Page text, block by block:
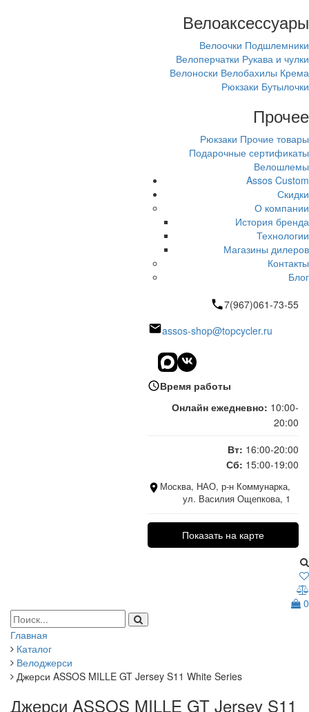
Велоаксессуары
Велоочки Подшлемники
Велоперчатки Рукава и чулки
Велоноски Велобахилы Крема
Рюкзаки Бутылочки
Прочее
Рюкзаки Прочие товары
Подарочные сертификаты
Велошлемы
Assos Custom
Скидки
О компании
История бренда
Технологии
Магазины дилеров
Контакты
Блог
7(967)061-73-55
assos-shop@topcycler.ru
Время работы
Онлайн ежедневно: 10:00-
20:00
Вт: 16:00-20:00
Сб: 15:00-19:00
Москва, НАО, р-н Коммунарка,
ул. Василия Ощепкова, 1
Показать на карте
0
Главная
Каталог
Велоджерси
Джерси ASSOS MILLE GT Jersey S11 White Series
Джерси ASSOS MILLE GT Jersey S11